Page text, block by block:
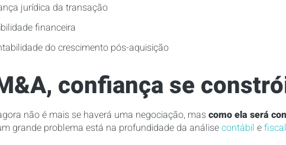
jurídica da transação
financeira
do crescimento pós-aquisição
confiança se
não é mais se haverá uma negociação, mas como ela será
grande problema está na profundidade da análisecontábil e